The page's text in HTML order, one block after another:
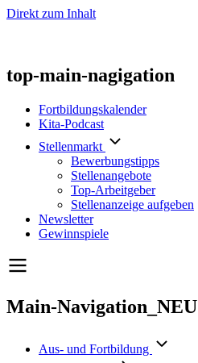
Direkt zum Inhalt
top-main-nagigation
Fortbildungskalender
Kita-Podcast
Stellenmarkt
Bewerbungstipps
Stellenangebote
Top-Arbeitgeber
Stellenanzeige aufgeben
Newsletter
Gewinnspiele
Main-Navigation_NEU
Aus- und Fortbildung